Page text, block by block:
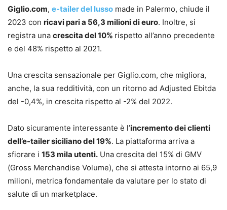
Giglio.com, e-tailer del lusso made in Palermo, chiude il
2023 con ricavi pari a 56,3 milioni di euro. Inoltre, si
registra una crescita del 10% rispetto all’anno precedente
e del 48% rispetto al 2021.
Una crescita sensazionale per Giglio.com, che migliora,
anche, la sua redditività, con un ritorno ad Adjusted Ebitda
del -0,4%, in crescita rispetto al -2% del 2022.
Dato sicuramente interessante è l’incremento dei clienti
dell’e-tailer siciliano del 19%. La piattaforma arriva a
sfiorare i 153 mila utenti. Una crescita del 15% di GMV
(Gross Merchandise Volume), che si attesta intorno ai 65,9
milioni, metrica fondamentale da valutare per lo stato di
salute di un marketplace.